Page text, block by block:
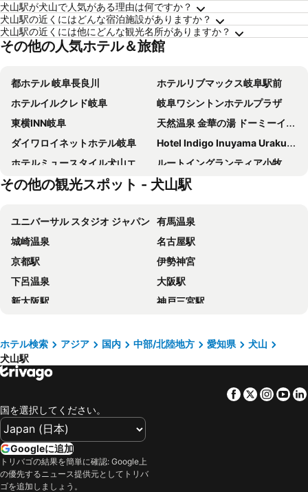
犬山駅が犬山で人気がある理由は何ですか？
犬山駅の近くにはどんな宿泊施設がありますか？
犬山駅の近くには他にどんな観光名所がありますか？
その他の人気ホテル＆旅館
都ホテル 岐阜長良川
ホテルリブマックス岐阜駅前
ホテルイルクレド岐阜
岐阜ワシントンホテルプラザ
東横INN岐阜
天然温泉 金華の湯 ドーミーイン岐阜駅前
ダイワロイネットホテル岐阜
Hotel Indigo Inuyama Urakuen Garden By Ihg
ホテルミュースタイル犬山エクスペリエンス
ルートイングランティア小牧
岐阜グランドホテル
ホテル ザ ガーデン VI 一宮
ホテルセレクトイン名古屋岩倉駅前
ホテル Joy – アダルト オンリー
犬山ミヤコホテル
一宮グリーンホテル
ＡＢホテル小牧
ホテルルートイン関
ホテルプラザ勝川
ビジネスホテルフィズ名古屋空港
名鉄小牧ホテル
犬山シティホテル
キャッスル イン 小牧
ビジネスホテル サカイ
小牧シティホテル
ホテルルートイン一宮駅前
一宮シティホテル
ＡＢホテル一宮
HOTEL CHRISTMAS 一宮
くれたけインプレミアム多治見駅前
ウォーターゲート 一宮
その他の観光スポット - 犬山駅
ユニバーサル スタジオ ジャパン 有馬温泉
城崎温泉
名古屋駅
京都駅
伊勢神宮
下呂温泉
大阪駅
新大阪駅
神戸三宮駅
京セラドーム大阪
伊勢志摩
上高地
長野駅
ナゴヤドーム
浜名湖
静岡駅
阪神甲子園球場
ホテル検索 アジア 国内 中部/北陸地方 愛知県
犬山
犬山駅
Facebook
Twitter
国を選択してください。
Googleに追加
トリバゴの結果を簡単に確認: Google上
の優先するニュース提供元としてトリバ
ゴを追加しましょう。